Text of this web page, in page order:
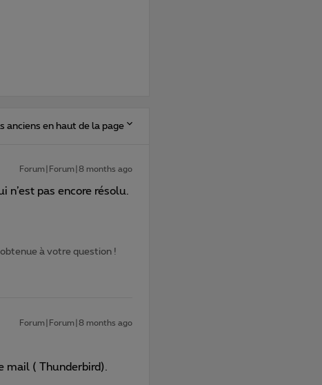
anciens en haut de la page
Forum|Forum|8 months ago
n’est pas encore résolu.
obtenue à votre question !
Forum|Forum|8 months ago
mail ( Thunderbird).